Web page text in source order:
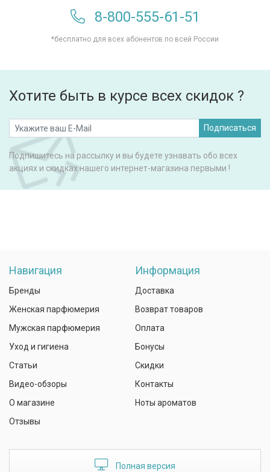
8-800-555-61-51
*бесплатно для всех абонентов по всей России
Хотите быть в курсе всех скидок ?
Подписаться
Подпишитесь на рассылку и вы будете узнавать обо всех
акциях и скидках нашего интернет-магазина первыми !
Навигация
Бренды
Женская парфюмерия
Мужская парфюмерия
Уход и гигиена
Статьи
Видео-обзоры
О магазине
Отзывы
Информация
Доставка
Возврат товаров
Оплата
Бонусы
Скидки
Контакты
Ноты ароматов
Полная версия